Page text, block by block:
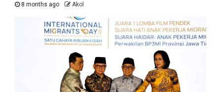
8 months ago Akol